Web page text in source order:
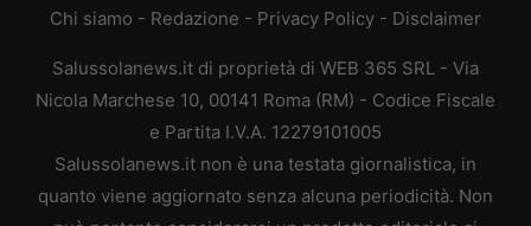
Chi siamo - Redazione - Privacy Policy - Disclaimer
Salussolanews.it di proprietà di WEB 365 SRL - Via
Nicola Marchese 10, 00141 Roma (RM) - Codice Fiscale
e Partita I.V.A. 12279101005
Salussolanews.it non è una testata giornalistica, in
quanto viene aggiornato senza alcuna periodicità. Non